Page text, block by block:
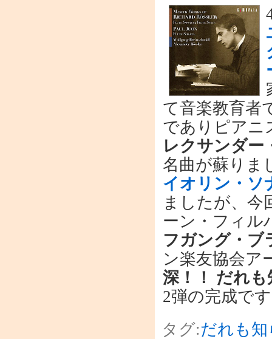
て音楽教育者
でありピアニ
レクサンダー
名曲が蘇りま
イオリン・ソ
ましたが、今
ーン・フィル
フガング・ブ
ン楽友協会ア
深！！ だれ
2弾の完成で
タグ:だれも